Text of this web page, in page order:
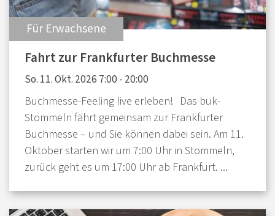
Für Erwachsene
Fahrt zur Frankfurter Buchmesse
So. 11. Okt. 2026 7:00 - 20:00
Buchmesse-Feeling live erleben! Das buk-
Stommeln fährt gemeinsam zur Frankfurter
Buchmesse – und Sie können dabei sein. Am 11.
Oktober starten wir um 7:00 Uhr in Stommeln,
zurück geht es um 17:00 Uhr ab Frankfurt. ...